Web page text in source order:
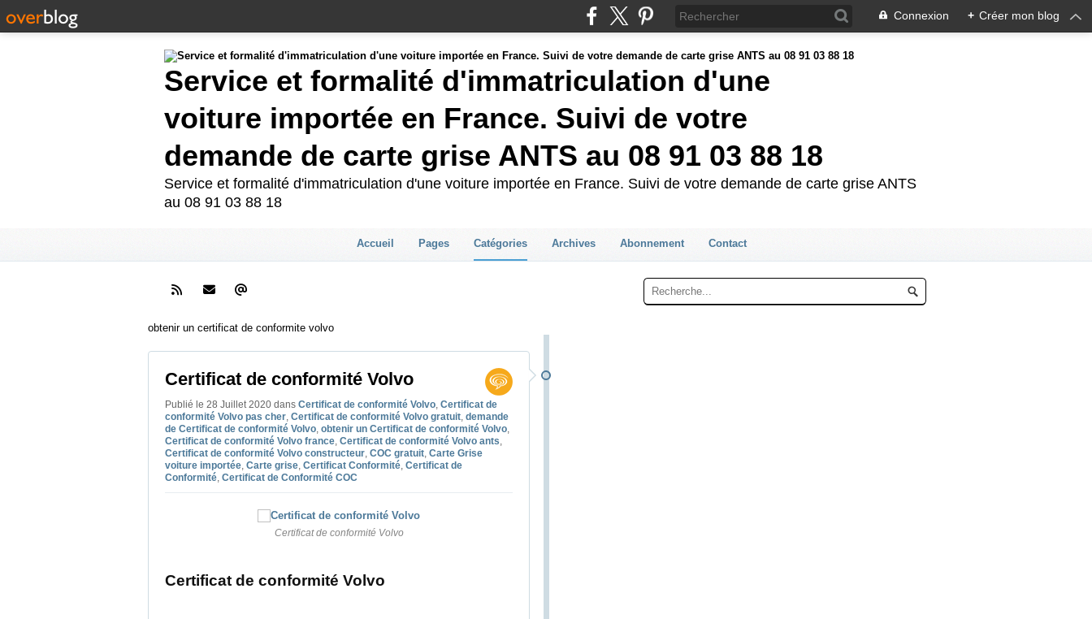
Connexion + Créer mon blog
Service et formalité d'immatriculation d'une
voiture importée en France. Suivi de votre
demande de carte grise ANTS au 08 91 03 88 18
Service et formalité d'immatriculation d'une voiture importée en France. Suivi de votre demande de carte grise ANTS
au 08 91 03 88 18
Accueil Pages Catégories Archives Abonnement Contact
obtenir un certificat de conformite volvo
Certificat de conformité Volvo
Publié le 28 Juillet 2020 dans Certificat de conformité Volvo Certificat de
conformité Volvo pas cher Certificat de conformité Volvo gratuit demande
de Certificat de conformité Volvo obtenir un Certificat de conformité Volvo
Certificat de conformité Volvo france Certificat de conformité Volvo ants
Certificat de conformité Volvo constructeur COC gratuit Carte Grise
voiture importée Carte grise Certificat Conformité Certificat de
Conformité Certificat de Conformité COC
Certificat de conformité Volvo
Certificat de conformité Volvo